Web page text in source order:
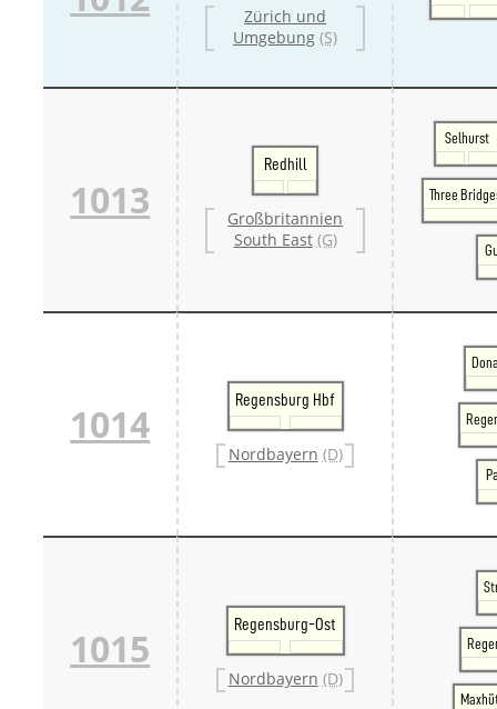
Zürich und
Umgebung (S)
1013
Redhill
Großbritannien
South East (G)
Selhurst
Three
1014
Regensburg Hbf
Nordbayern (D)
1015
Regensburg-Ost
Nordbayern (D)